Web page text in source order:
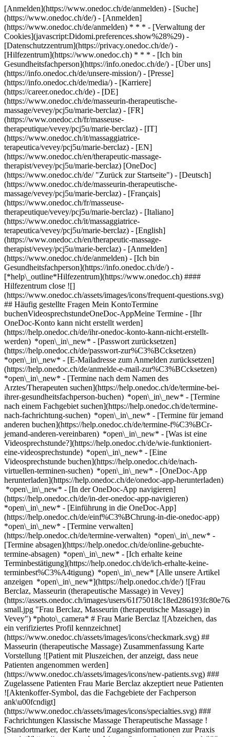
[Anmelden](https://www.onedoc.ch/de/anmelden) - [Suche]
(https://www.onedoc.ch/de/) - [Anmelden]
(https://www.onedoc.ch/de/anmelden) * * * - [Verwaltung der
Cookies](javascript:Didomi.preferences.show%28%29) -
[Datenschutzzentrum](https://privacy.onedoc.ch/de/) -
[Hilfezentrum](https://www.onedoc.ch) * * * - [Ich bin
Gesundheitsfachperson](https://info.onedoc.ch/de/) - [Über uns]
(https://info.onedoc.ch/de/unsere-mission/) - [Presse]
(https://info.onedoc.ch/de/media/) - [Karriere]
(https://career.onedoc.ch/de) - [DE]
(https://www.onedoc.ch/de/masseurin-therapeutische-
massage/vevey/pcj5u/marie-berclaz) - [FR]
(https://www.onedoc.ch/fr/masseuse-
therapeutique/vevey/pcj5u/marie-berclaz) - [IT]
(https://www.onedoc.ch/it/massaggiatrice-
terapeutica/vevey/pcj5u/marie-berclaz) - [EN]
(https://www.onedoc.ch/en/therapeutic-massage-
therapist/vevey/pcj5u/marie-berclaz) [OneDoc]
(https://www.onedoc.ch/de/ "Zurück zur Startseite") - [Deutsch]
(https://www.onedoc.ch/de/masseurin-therapeutische-
massage/vevey/pcj5u/marie-berclaz) - [Français]
(https://www.onedoc.ch/fr/masseuse-
therapeutique/vevey/pcj5u/marie-berclaz) - [Italiano]
(https://www.onedoc.ch/it/massaggiatrice-
terapeutica/vevey/pcj5u/marie-berclaz) - [English]
(https://www.onedoc.ch/en/therapeutic-massage-
therapist/vevey/pcj5u/marie-berclaz) - [Anmelden]
(https://www.onedoc.ch/de/anmelden) - [Ich bin
Gesundheitsfachperson](https://info.onedoc.ch/de/) -
[*help\_outline*Hilfezentrum](https://www.onedoc.ch) ####
Hilfezentrum close ![]
(https://www.onedoc.ch/assets/images/icons/frequent-questions.svg)
## Häufig gestellte Fragen Mein KontoTermine
buchenVideosprechstundeOneDoc-AppMeine Termine - [Ihr
OneDoc-Konto kann nicht erstellt werden]
(https://help.onedoc.ch/de/ihr-onedoc-konto-kann-nicht-erstellt-
werden) *open\_in\_new* - [Passwort zurücksetzen]
(https://help.onedoc.ch/de/passwort-zur%C3%BCcksetzen)
*open\_in\_new* - [E-Mailadresse zum Anmelden zurücksetzen]
(https://help.onedoc.ch/de/anmelde-e-mail-zur%C3%BCcksetzen)
*open\_in\_new* - [Termine nach dem Namen des
Arztes/Therapeuten suchen](https://help.onedoc.ch/de/termine-bei-
ihrer-gesundheitsfachperson-buchen) *open\_in\_new* - [Termine
nach einem Fachgebiet suchen](https://help.onedoc.ch/de/termine-
nach-fachrichtung-suchen) *open\_in\_new* - [Termine für jemand
anderen buchen](https://help.onedoc.ch/de/termine-f%C3%BCr-
jemand-anderen-vereinbaren) *open\_in\_new* - [Was ist eine
Videosprechstunde?](https://help.onedoc.ch/de/wie-funktioniert-
eine-videosprechstunde) *open\_in\_new* - [Eine
Videosprechstunde buchen](https://help.onedoc.ch/de/nach-
virtuellen-terminen-suchen) *open\_in\_new* - [OneDoc-App
herunterladen](https://help.onedoc.ch/de/onedoc-app-herunterladen)
*open\_in\_new* - [In der OneDoc-App navigieren]
(https://help.onedoc.ch/de/in-der-onedoc-app-navigieren)
*open\_in\_new* - [Einführung in die OneDoc-App]
(https://help.onedoc.ch/de/einf%C3%BChrung-in-die-onedoc-app)
*open\_in\_new* - [Termine verwalten]
(https://help.onedoc.ch/de/termine-verwalten) *open\_in\_new* -
[Termine absagen](https://help.onedoc.ch/de/online-gebuchte-
termine-absagen) *open\_in\_new* - [Ich erhalte keine
Terminbestätigung](https://help.onedoc.ch/de/ich-erhalte-keine-
terminbest%C3%A4tigung) *open\_in\_new* [Alle unsere Artikel
anzeigen *open\_in\_new*](https://help.onedoc.ch/de/) ![Frau
Berclaz, Masseurin (therapeutische Massage) in Vevey]
(https://assets.onedoc.ch/images/users/
small.jpg "Frau Berclaz, Masseurin (therapeutische Massage) in
Vevey") *photo\_camera* # Frau Marie Berclaz ![Abzeichen, das
ein verifiziertes Profil kennzeichnet]
(https://www.onedoc.ch/assets/images/icons/checkmark.svg) ##
Masseurin (therapeutische Massage) Zusammenfassung Karte
Vorstellung ![Patient mit Pluszeichen, der anzeigt, dass neue
Patienten angenommen werden]
(https://www.onedoc.ch/assets/images/icons/new-patients.svg) ###
Zugelassene Patienten Frau Marie Berclaz akzeptiert neue Patienten
![Aktenkoffer-Symbol, das die Fachgebiete der Fachperson
ank\u00fcndigt]
(https://www.onedoc.ch/assets/images/icons/specialties.svg) ###
Fachrichtungen Klassische Massage Therapeutische Massage !
[Standortmarker, der Karte und Zugangsinformationen zur Praxis